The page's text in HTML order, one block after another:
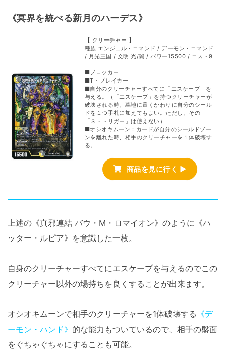
《冥界を統べる新月のハーデス》
【 クリーチャー 】
種族 エンジェル・コマンド / デーモン・コマンド
/ 月光王国 / 文明 光/闇 / パワー15500 / コスト9
■ブロッカー
■T・ブレイカー
■自分のクリーチャーすべてに「エスケープ」を
与える。（「エスケープ」を持つクリーチャーが
破壊される時、墓地に置くかわりに自分のシール
ドを１つ手札に加えてもよい。ただし、その
「Ｓ・トリガー」は使えない）
■オシオキムーン：カードが自分のシールドゾー
ンを離れた時、相手のクリーチャーを１体破壊す
る。
商品を見に行く ▶
上述の《真邪連結 バウ・M・ロマイオン》のように《ハ
ッター・ルピア》を意識した一枚。
自身のクリーチャーすべてにエスケープを与えるのでこの
クリーチャー以外の場持ちを良くすることが出来ます。
オシオキムーンで相手のクリーチャーを1体破壊する 《デ
ーモン・ハンド》 的な能力もついているので、相手の盤面
をぐちゃぐちゃにすることも可能。